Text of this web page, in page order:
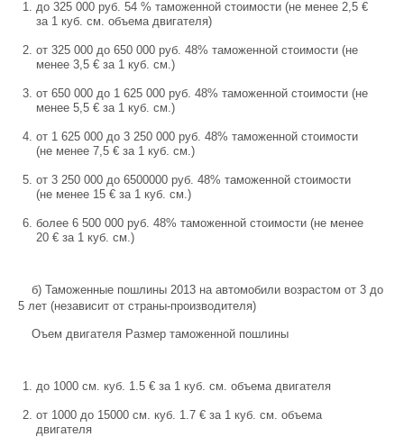
до 325 000 руб. 54 % таможенной стоимости (не менее 2,5 €
за 1 куб. см. объема двигателя)
от 325 000 до 650 000 руб. 48% таможенной стоимости (не
менее 3,5 € за 1 куб. см.)
от 650 000 до 1 625 000 руб. 48% таможенной стоимости (не
менее 5,5 € за 1 куб. см.)
от 1 625 000 до 3 250 000 руб. 48% таможенной стоимости
(не менее 7,5 € за 1 куб. см.)
от 3 250 000 до 6500000 руб. 48% таможенной стоимости
(не менее 15 € за 1 куб. см.)
более 6 500 000 руб. 48% таможенной стоимости (не менее
20 € за 1 куб. см.)
б) Таможенные пошлины 2013 на автомобили возрастом от 3 до
5 лет (независит от страны-производителя)
Оъем двигателя Размер таможенной пошлины
до 1000 см. куб. 1.5 € за 1 куб. см. объема двигателя
от 1000 до 15000 см. куб. 1.7 € за 1 куб. см. объема
двигателя